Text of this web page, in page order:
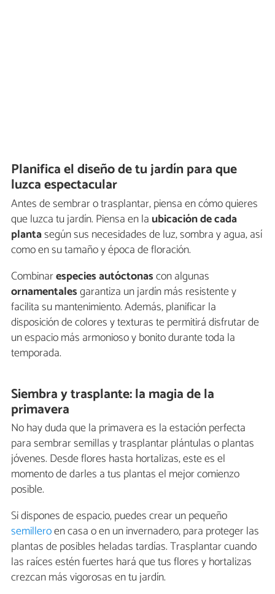
Planifica el diseño de tu jardín para que
luzca espectacular
Antes de sembrar o trasplantar, piensa en cómo quieres
que luzca tu jardín. Piensa en la ubicación de cada
plantasegún sus necesidades de luz, sombra y agua, así
como en su tamaño y época de floración.
Combinarespecies autóctonascon algunas
ornamentalesgarantiza un jardín más resistente y
facilita su mantenimiento. Además, planificar la
disposición de colores y texturas te permitirá disfrutar de
un espacio más armonioso y bonito durante toda la
temporada.
Siembra y trasplante: la magia de la
primavera
No hay duda que la primavera es la estación perfecta
para sembrar semillas y trasplantar plántulas o plantas
jóvenes. Desde flores hasta hortalizas, este es el
momento de darles a tus plantas el mejor comienzo
posible.
Si dispones de espacio, puedes crear un pequeño
semilleroen casa o en un invernadero, para proteger las
plantas de posibles heladas tardías. Trasplantar cuando
las raíces estén fuertes hará que tus flores y hortalizas
crezcan más vigorosas en tu jardín.